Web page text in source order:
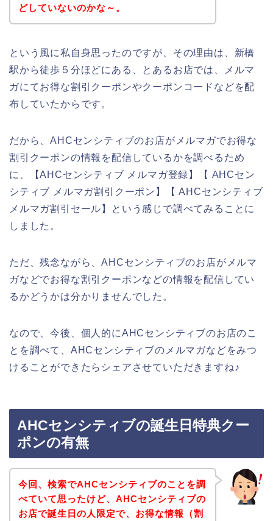
どしていないのかな～。
という風に私自身思ったのですが、その理由は、新橋
駅から徒歩５分ほどにある、とあるお店では、メルマ
ガにてお得な割引クーポンやクーポンコードなどを配
布していたからです。
だから、AHCセンシティブのお店がメルマガでお得な
割引クーポンの情報を配信しているかを調べるため
に、【AHCセンシティブ メルマガ登録】【 AHCセン
シティブ メルマガ割引クーポン】【 AHCセンシティブ
メルマガ割引セール】という感じで調べてみることに
しました。
ただ、残念ながら、AHCセンシティブのお店がメルマ
ガなどでお得な割引クーポンなどの情報を配信してい
るかどうかは分かりませんでした。
なので、今後、個人的にAHCセンシティブのお店のこ
とを調べて、AHCセンシティブのメルマガなどをみつ
けることができたらシェアさせていただきますね♪
AHCセンシティブの誕生日特典クー
ポンの有無
今回、検索でAHCセンシティブのことを調
べていて思ったけど、AHCセンシティブの
お店で誕生日の人限定で、お得な情報（割